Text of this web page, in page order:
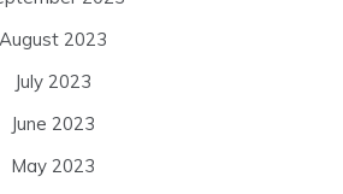
August 2023
July 2023
June 2023
May 2023